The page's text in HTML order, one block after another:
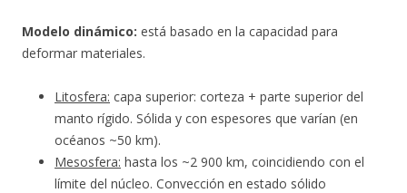
Modelo dinámico: está basado en la capacidad para
deformar materiales.
Litosfera: capa superior: corteza + parte superior del
manto rígido. Sólida y con espesores que varían (en
océanos ~50 km).
Mesosfera: hasta los ~2 900 km, coincidiendo con el
límite del núcleo. Convección en estado sólido